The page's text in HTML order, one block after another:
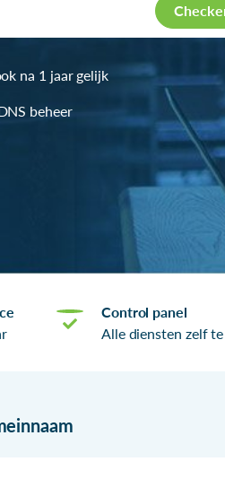
na 1 jaar gelijk
beheer
Control panel
Alle diensten zelf